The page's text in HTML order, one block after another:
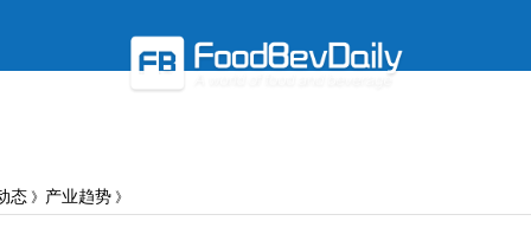
兴趣经营丨2026小红书茶
态 》 产业趋势 》